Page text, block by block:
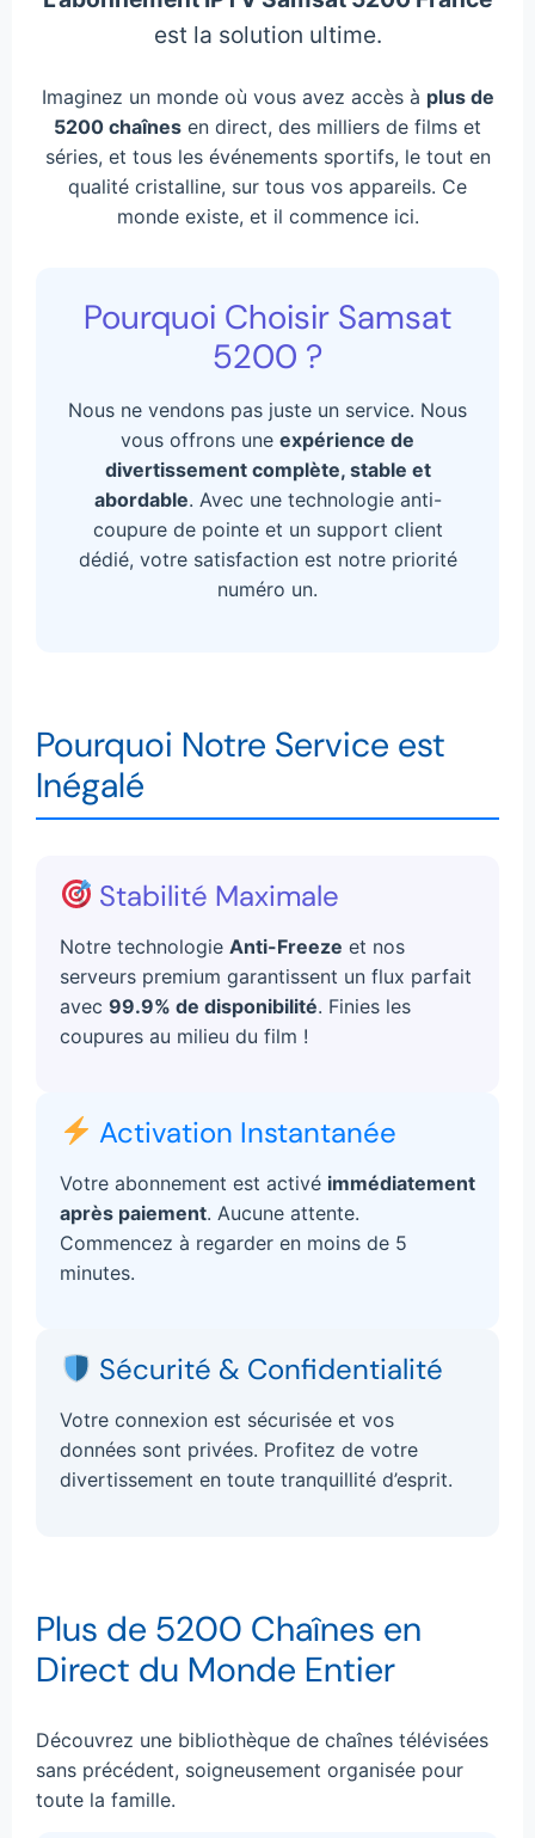
est la solution ultime.
Imaginez un monde où vous avez accès à plus de
5200 chaînes en direct, des milliers de films et
séries, et tous les événements sportifs, le tout en
qualité cristalline, sur tous vos appareils. Ce
monde existe, et il commence ici.
Pourquoi Choisir Samsat
5200 ?
Nous ne vendons pas juste un service. Nous
vous offrons une expérience de
divertissement complète, stable et
abordable. Avec une technologie anti-
coupure de pointe et un support client
dédié, votre satisfaction est notre priorité
numéro un.
Pourquoi Notre Service est
Inégalé
Stabilité Maximale
Notre technologie Anti-Freeze et nos
serveurs premium garantissent un flux parfait
avec 99.9% de disponibilité. Finies les
coupures au milieu du film !
Activation Instantanée
Votre abonnement est activé immédiatement
après paiement. Aucune attente.
Commencez à regarder en moins de 5
minutes.
Sécurité & Confidentialité
Votre connexion est sécurisée et vos
données sont privées. Profitez de votre
divertissement en toute tranquillité d’esprit.
Plus de 5200 Chaînes en
Direct du Monde Entier
Découvrez une bibliothèque de chaînes télévisées
sans précédent, soigneusement organisée pour
toute la famille.